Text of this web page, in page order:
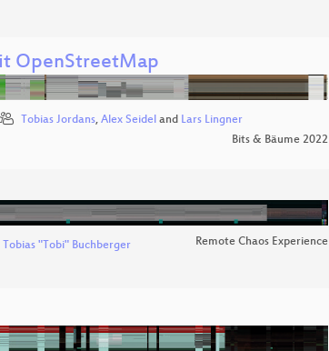
OpenStreetMap
Tobias Jordans, Alex Seideland Lars Lingner
Bits & Bäume 2022
Tobias "Tobi" Buchberger Remote Chaos Experience